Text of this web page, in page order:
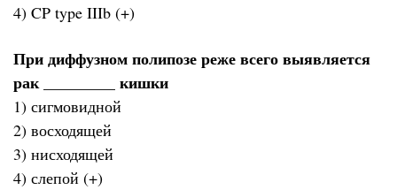
4) CP type IIIb (+)
При диффузном полипозе реже всего выявляется
рак _________ кишки
1) сигмовидной
2) восходящей
3) нисходящей
4) слепой (+)